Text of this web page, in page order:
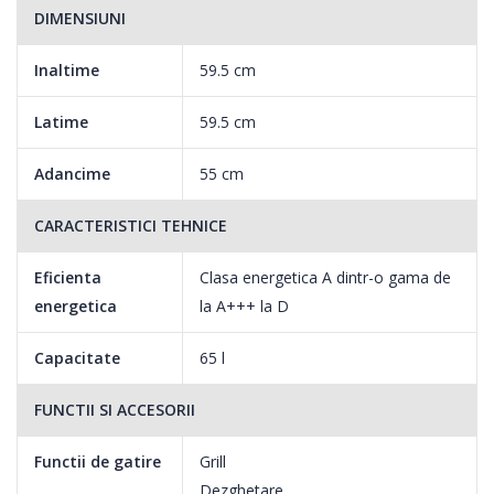
Cuptorul este dotat cu ventilator care sufla aerul fierbinte peste
si in jurul alimentelor si apoi il evacueaza. Astfel aerul fierbinte
este distribuit uniform in jurul alimentelor pentru a le ajuta sa se
Grill
Cuptor si grill in acelasi timp, pentru rumenirea rapida si simpla a
preparatelor.
Functie Dezghetare
Functie folosita pentru dezghetarea alimentelor sau racirea
DIMENSIUNI
Inaltime 59.5 cm
Latime 59.5 cm
Adancime 55 cm
CARACTERISTICI TEHNICE
Eficienta
energetica
Clasa energetica A dintr-o gama de
la A+++ la D
Capacitate 65 l
FUNCTII SI ACCESORII
Functii de gatire
Grill